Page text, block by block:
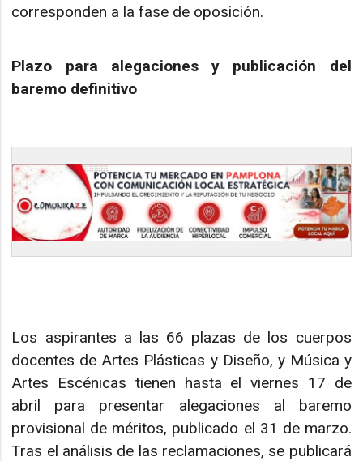
corresponden a la fase de oposición.
Plazo para alegaciones y publicación del
baremo definitivo
Los aspirantes a las 66 plazas de los cuerpos
docentes de Artes Plásticas y Diseño, y Música y
Artes Escénicas tienen hasta el viernes 17 de
abril para presentar alegaciones al baremo
provisional de méritos, publicado el 31 de marzo.
Tras el análisis de las reclamaciones, se publicará